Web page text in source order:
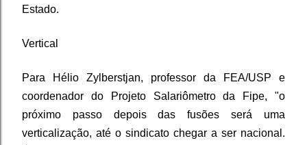
Estado.
Vertical
Para Hélio Zylberstjan, professor da FEA/USP e
coordenador do Projeto Salariômetro da Fipe, "o
próximo passo depois das fusões será uma
verticalização, até o sindicato chegar a ser nacional.